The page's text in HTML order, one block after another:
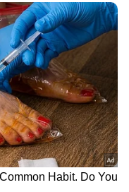
പാരീസുമെല്ലാം
മൂലം
ഏറെയാണ്.
ആധാരമായ